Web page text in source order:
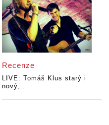
Recenze
LIVE: Tomáš Klus starý i
nový,...